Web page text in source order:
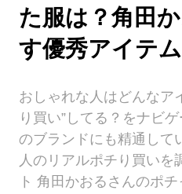
た服は？角田
す優秀アイテム
おしゃれな人はどんなア
り買い”してる？をナビ
のブランドにも精通して
人のリアルポチり買いを
ト 角田かおるさんのポ